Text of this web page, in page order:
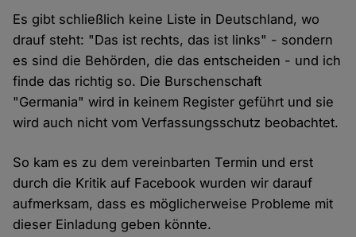
Es gibt schließlich keine Liste in Deutschland, wo
drauf steht: "Das ist rechts, das ist links" - sondern
es sind die Behörden, die das entscheiden - und ich
finde das richtig so. Die Burschenschaft
"Germania" wird in keinem Register geführt und sie
wird auch nicht vom Verfassungsschutz beobachtet.
So kam es zu dem vereinbarten Termin und erst
durch die Kritik auf Facebook wurden wir darauf
aufmerksam, dass es möglicherweise Probleme mit
dieser Einladung geben könnte.